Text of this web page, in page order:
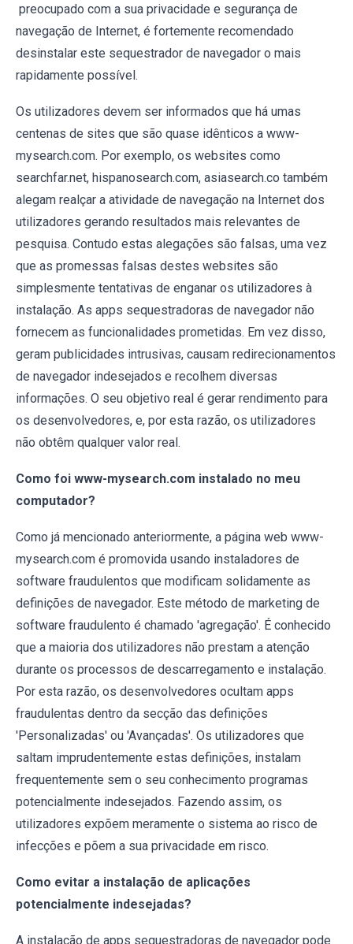
preocupado com a sua privacidade e segurança de
navegação de Internet, é fortemente recomendado
desinstalar este sequestrador de navegador o mais
rapidamente possível.
Os utilizadores devem ser informados que há umas
centenas de sites que são quase idênticos a www-
mysearch.com. Por exemplo, os websites como
searchfar.net, hispanosearch.com, asiasearch.co também
alegam realçar a atividade de navegação na Internet dos
utilizadores gerando resultados mais relevantes de
pesquisa. Contudo estas alegações são falsas, uma vez
que as promessas falsas destes websites são
simplesmente tentativas de enganar os utilizadores à
instalação. As apps sequestradoras de navegador não
fornecem as funcionalidades prometidas. Em vez disso,
geram publicidades intrusivas, causam redirecionamentos
de navegador indesejados e recolhem diversas
informações. O seu objetivo real é gerar rendimento para
os desenvolvedores, e, por esta razão, os utilizadores
não obtêm qualquer valor real.
Como foi www-mysearch.com instalado no meu
computador?
Como já mencionado anteriormente, a página web www-
mysearch.com é promovida usando instaladores de
software fraudulentos que modificam solidamente as
definições de navegador. Este método de marketing de
software fraudulento é chamado 'agregação'. É conhecido
que a maioria dos utilizadores não prestam a atenção
durante os processos de descarregamento e instalação.
Por esta razão, os desenvolvedores ocultam apps
fraudulentas dentro da secção das definições
'Personalizadas' ou 'Avançadas'. Os utilizadores que
saltam imprudentemente estas definições, instalam
frequentemente sem o seu conhecimento programas
potencialmente indesejados. Fazendo assim, os
utilizadores expõem meramente o sistema ao risco de
infecções e põem a sua privacidade em risco.
Como evitar a instalação de aplicações
potencialmente indesejadas?
A instalação de apps sequestradoras de navegador pode